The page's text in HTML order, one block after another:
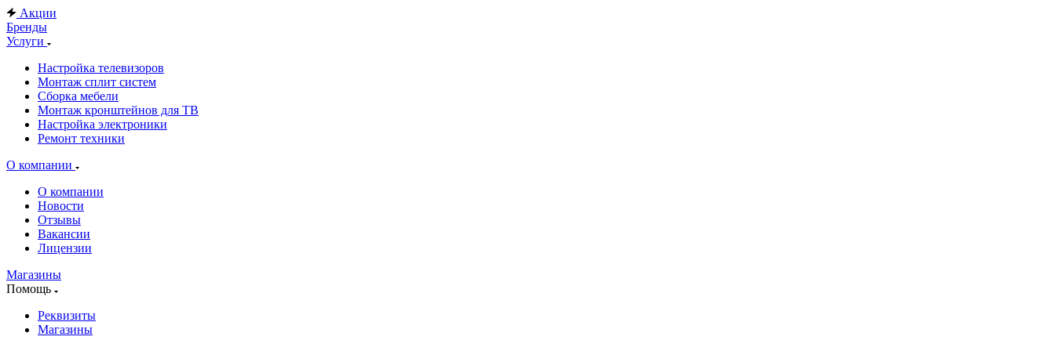
Акции
Бренды
Услуги
Настройка телевизоров
Монтаж сплит систем
Сборка мебели
Монтаж кронштейнов для ТВ
Настройка электроники
Ремонт техники
О компании
О компании
Новости
Отзывы
Вакансии
Лицензии
Магазины
Помощь
Реквизиты
Магазины